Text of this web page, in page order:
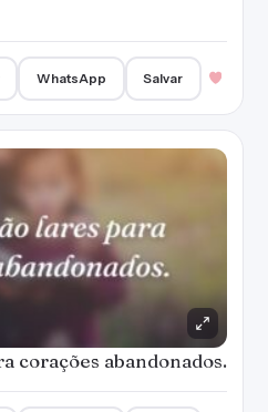
WhatsApp Salvar
corações abandonados.